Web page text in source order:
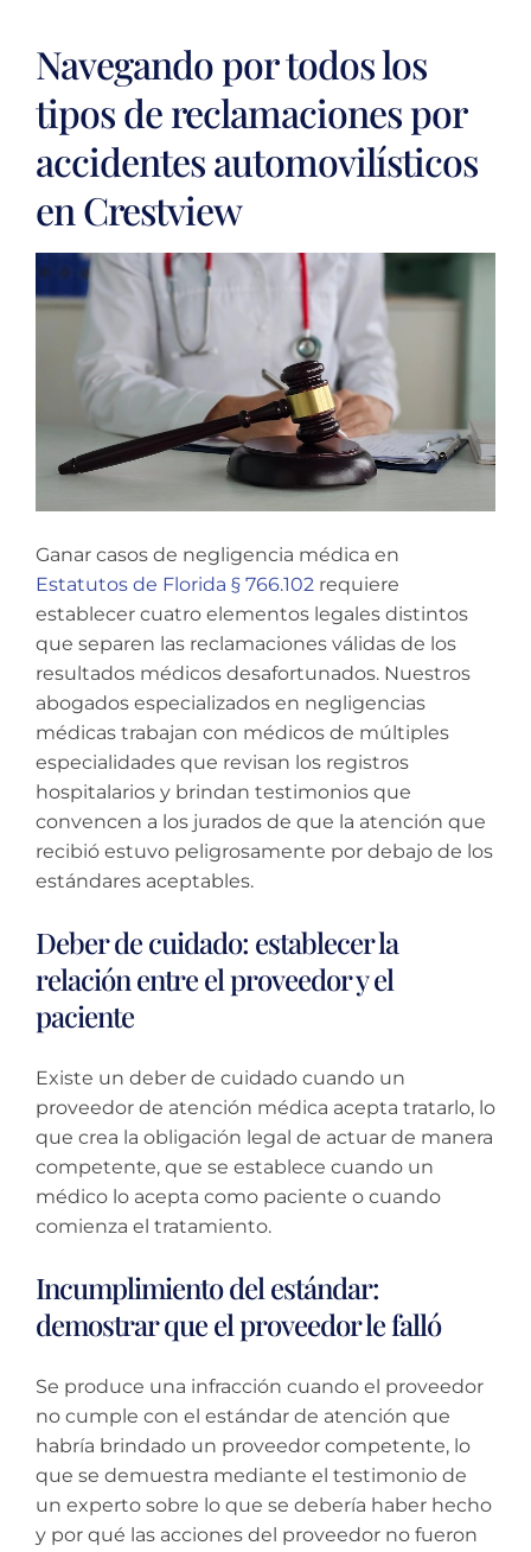
Navegando por todos los
tipos de reclamaciones por
accidentes automovilísticos
en Crestview
Ganar casos de negligencia médica en
Estatutos de Florida § 766.102 requiere
establecer cuatro elementos legales distintos
que separen las reclamaciones válidas de los
resultados médicos desafortunados. Nuestros
abogados especializados en negligencias
médicas trabajan con médicos de múltiples
especialidades que revisan los registros
hospitalarios y brindan testimonios que
convencen a los jurados de que la atención que
recibió estuvo peligrosamente por debajo de los
estándares aceptables.
Deber de cuidado: establecer la
relación entre el proveedor y el
paciente
Existe un deber de cuidado cuando un
proveedor de atención médica acepta tratarlo, lo
que crea la obligación legal de actuar de manera
competente, que se establece cuando un
médico lo acepta como paciente o cuando
comienza el tratamiento.
Incumplimiento del estándar:
demostrar que el proveedor le falló
Se produce una infracción cuando el proveedor
no cumple con el estándar de atención que
habría brindado un proveedor competente, lo
que se demuestra mediante el testimonio de
un experto sobre lo que se debería haber hecho
y por qué las acciones del proveedor no fueron